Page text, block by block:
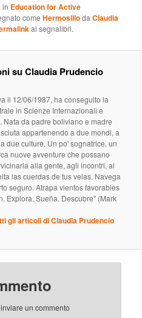
in Education for Active
comeHermosillodaClaudia
ai segnalibri.
su Claudia Prudencio
il 12/06/1987, ha conseguito la
in Scienze Internazionali e
Nata da padre boliviano e madre
appartenendo a due mondi, a
due culture. Un po' sognatrice, un
nuove avventure che possano
alla gente, agli incontri, ai
las cuerdas de tus velas. Navega
seguro. Atrapa vientos favorables
Explora. Sueña. Descubre" (Mark
gli articoli di Claudia Prudencio
un commento